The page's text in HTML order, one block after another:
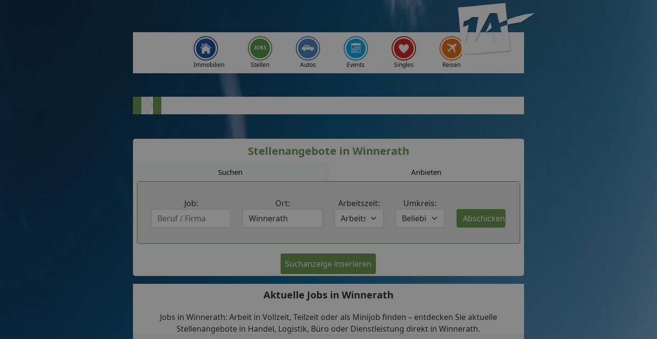
Immobilien Stellen Autos Events Singles Reisen
Stellenangebote in Winnerath
Suchen Anbieten
Job: Ort: Arbeitszeit: Umkreis:
Suchanzeige inserieren
Aktuelle Jobs in Winnerath
Jobs in Winnerath: Arbeit in Vollzeit, Teilzeit oder als Minijob finden – entdecken Sie aktuelle
Stellenangebote in Handel, Logistik, Büro oder Dienstleistung direkt in Winnerath.